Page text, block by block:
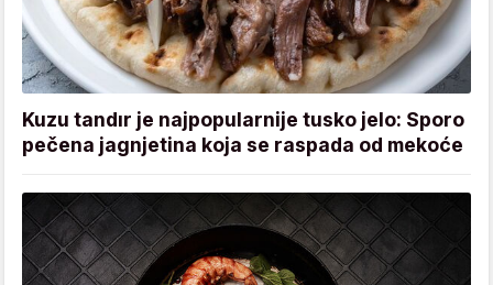
Kuzu tandır je najpopularnije tusko jelo: Sporo
pečena jagnjetina koja se raspada od mekoće